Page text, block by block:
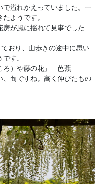
で溢れかえっていました。一
ようです。
房が風に揺れて見事でした
おり、山歩きの途中に思い
す。
ろ）や藤の花」 芭蕉
、旬ですね。高く伸びたもの